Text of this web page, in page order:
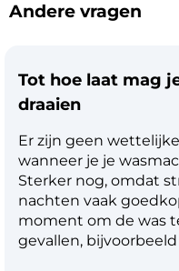
Andere vragen
Tot hoe laat mag
draaien
Er zijn geen
wanneer je je
Sterker nog, omdat
nachten vaak
moment om de was
gevallen,